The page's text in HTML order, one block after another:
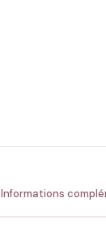
Informations